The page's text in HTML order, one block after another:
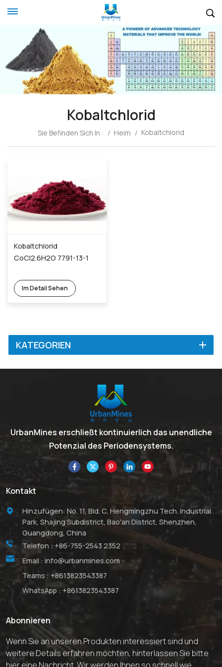
Kobaltchlorid
Sie Befinden Sich In : / Heim / Kobaltchlorid
Kobaltchlorid
CoCl2.6H2O 7791-13-1
Im Detail Sehen
KATEGORIEN
UrbanMines erschließt kontinuierlich das unendliche
Potenzial des Periodensystems.
Kontakt
Hinzufügen: No. 11, Bld. C, Hengmingzhu Tech. Industrial
Park, Shajing Subdistrict, Bao'an District, Shenzhen,
Guangdong, China
Telefon : +86-755-2543 2352
Email : info@urbanmines.com
Teams : +8613823543387
WhatsApp : +8613823543387
Abonnieren
Wenn Sie an unseren Produkten interessiert sind und
weitere Details erfahren möchten, hinterlassen Sie bitte
hier eine Nachricht. Wir werden Ihnen so schnell wie